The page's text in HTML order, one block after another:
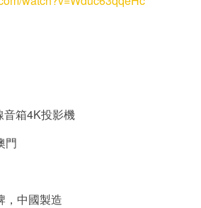
音箱4K投影機
門
，中國製造